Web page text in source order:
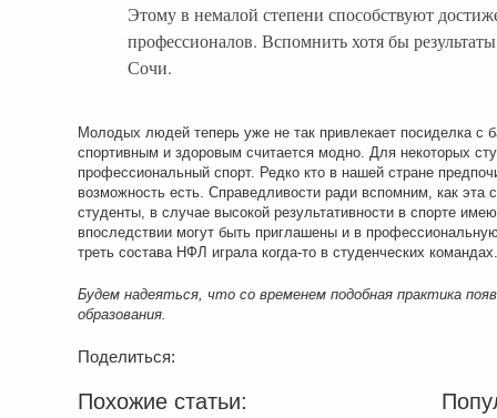
Этому в немалой степени способствуют
профессионалов. Вспомнить хотя бы
Сочи.
Молодых людей теперь уже не так привлекает посиделка с
спортивным и здоровым считается модно. Для некоторых
профессиональный спорт. Редко кто в нашей стране
возможность есть. Справедливости ради вспомним, как
студенты, в случае высокой результативности в спорте
впоследствии могут быть приглашены и в
треть состава НФЛ играла когда-то в студенческих командах.
Будем надеяться, что со временем подобная практика
образования.
Поделиться:
Похожие статьи: